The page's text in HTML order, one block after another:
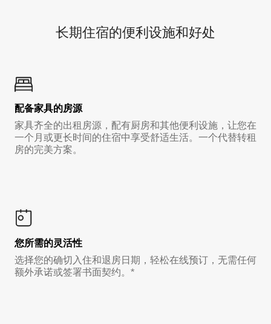
长期住宿的便利设施和好处
配备家具的房源
家具齐全的出租房源，配有厨房和其他便利设施，让您在
一个月或更长时间的住宿中享受舒适生活。一个代替转租
房的完美方案。
您所需的灵活性
选择您的确切入住和退房日期，轻松在线预订，无需任何
额外承诺或签署书面契约。*